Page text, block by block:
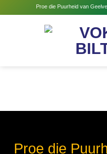
to
Proe die Puurheid van
Proe die